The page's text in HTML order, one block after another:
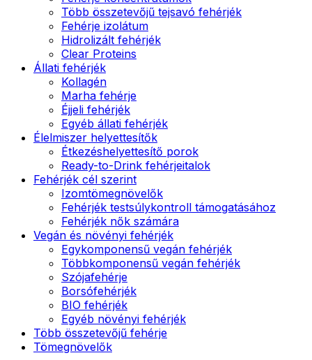
Több összetevőjű tejsavó fehérjék
Fehérje izolátum
Hidrolizált fehérjék
Clear Proteins
Állati fehérjék
Kollagén
Marha fehérje
Éjjeli fehérjék
Egyéb állati fehérjék
Élelmiszer helyettesítők
Étkezéshelyettesítő porok
Ready-to-Drink fehérjeitalok
Fehérjék cél szerint
Izomtömegnövelők
Fehérjék testsúlykontroll támogatásához
Fehérjék nők számára
Vegán és növényi fehérjék
Egykomponensű vegán fehérjék
Többkomponensű vegán fehérjék
Szójafehérje
Borsófehérjék
BIO fehérjék
Egyéb növényi fehérjék
Több összetevőjű fehérje
Tömegnövelők